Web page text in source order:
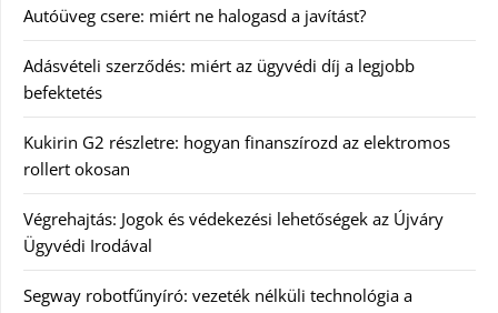
Autóüveg csere: miért ne halogasd a javítást?
Adásvételi szerződés: miért az ügyvédi díj a legjobb
befektetés
Kukirin G2 részletre: hogyan finanszírozd az elektromos
rollert okosan
Végrehajtás: Jogok és védekezési lehetőségek az Újváry
Ügyvédi Irodával
Segway robotfűnyíró: vezeték nélküli technológia a